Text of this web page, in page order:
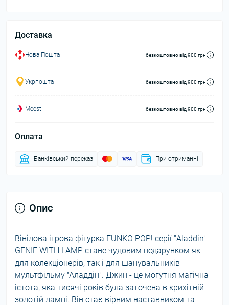
Доставка
Нова Пошта безкоштовно від 900 грн
Укрпошта безкоштовно від 900 грн
Meest безкоштовно від 900 грн
Оплата
Банківський переказ При отриманні
Опис
Вінілова ігрова фігурка FUNKO POP! серії "Aladdin" -
GENIE WITH LAMP стане чудовим подарунком як
для колекціонерів, так і для шанувальників
мультфільму "Аладдін". Джин - це могутня магічна
істота, яка тисячі років була заточена в крихітній
золотій лампі. Він стає вірним наставником та